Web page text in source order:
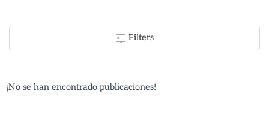
Filters
¡No se han encontrado publicaciones!